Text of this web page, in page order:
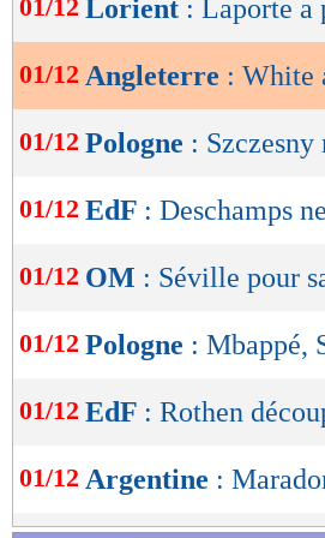
de
OK
01/12 Lorient : Laporte
01/12 Angleterre : White
01/12 Pologne :
01/12 EdF : Deschamps
01/12 OM : Séville pour
01/12 Pologne : Mbappé,
01/12 EdF : Rothen
01/12 Argentine :